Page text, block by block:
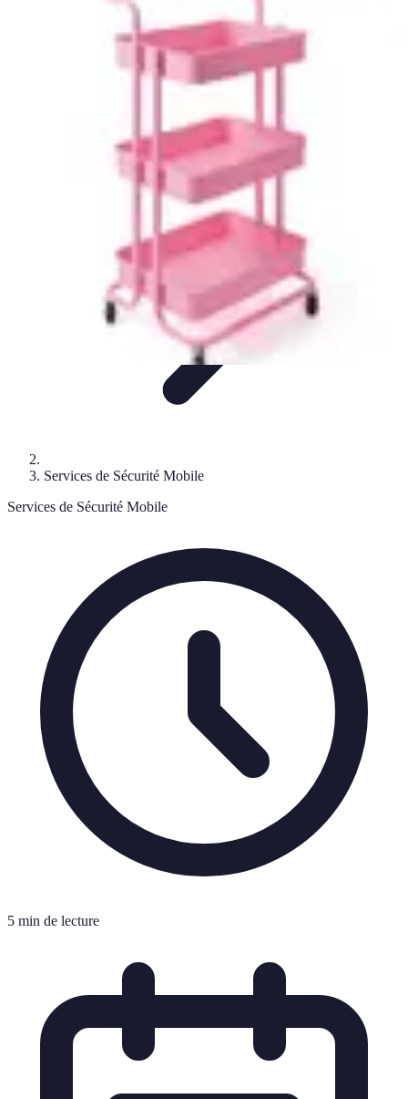
Choix du Service de SécuritéSécurité des
Types de ServicesServices de Sécurité
Services de Sécurité Mobile
Services de Sécurité Mobile
5 min de lecture